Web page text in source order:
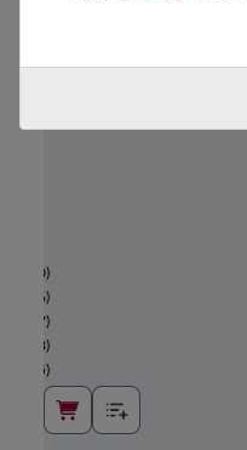
)
)
)
)
)